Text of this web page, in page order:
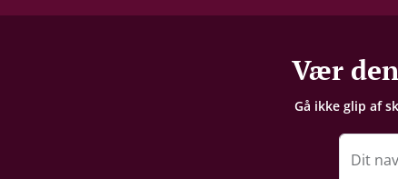
Vær
Gå ikke glip af
Dit